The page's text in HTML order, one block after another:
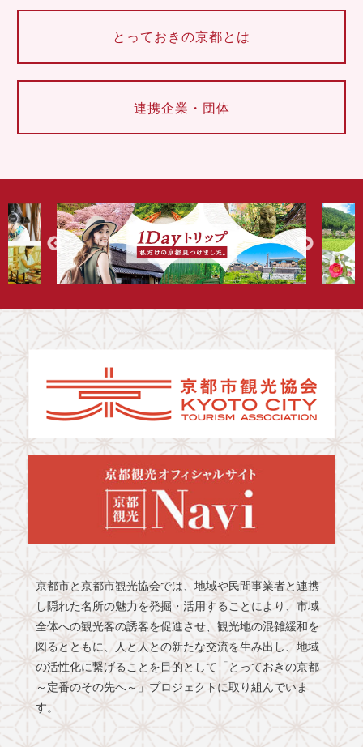
とっておきの京都とは
連携企業・団体
京都市と京都市観光協会では、地域や民間事業者と連携
し隠れた名所の魅力を発掘・活用することにより、市域
全体への観光客の誘客を促進させ、観光地の混雑緩和を
図るとともに、人と人との新たな交流を生み出し、地域
の活性化に繋げることを目的として「とっておきの京都
～定番のその先へ～」プロジェクトに取り組んでいま
す。